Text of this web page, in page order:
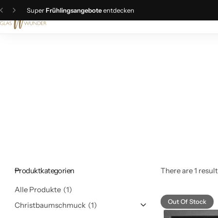
SuperFrühlingsangeboteentdecken
There are 1
Out Of Stock
Produktkategorien
Alle Produkte 1
Christbaumschmuck 1